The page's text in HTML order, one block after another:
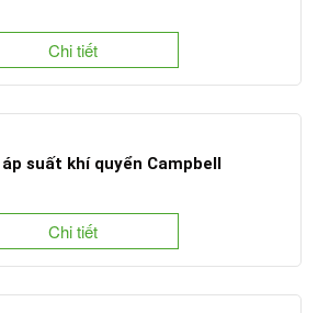
Chi tiết
suất khí quyển Campbell
Chi tiết